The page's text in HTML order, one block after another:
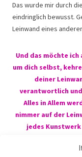
Das wurde mir durch
eindringlich bewusst.
Leinwand eines
Und das möchte
um dich selbst,
deiner
verantwortlich
Alles in Allem
nimmer auf der
jedes
niemals das